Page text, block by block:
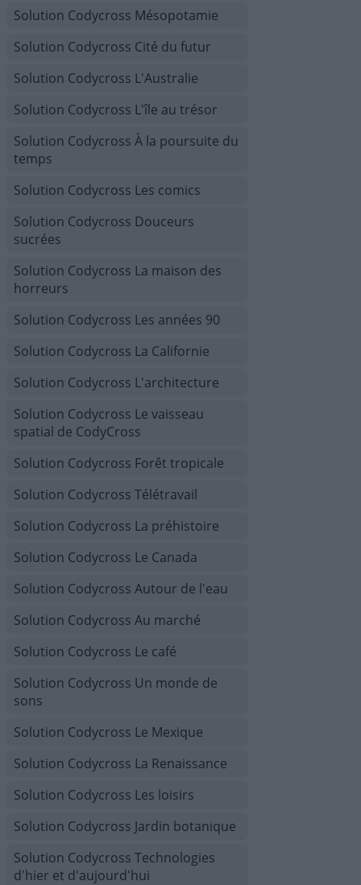
Solution Codycross Mésopotamie
Solution Codycross Cité du futur
Solution Codycross L'Australie
Solution Codycross L'île au trésor
Solution Codycross À la poursuite du
temps
Solution Codycross Les comics
Solution Codycross Douceurs
sucrées
Solution Codycross La maison des
horreurs
Solution Codycross Les années 90
Solution Codycross La Californie
Solution Codycross L'architecture
Solution Codycross Le vaisseau
spatial de CodyCross
Solution Codycross Forêt tropicale
Solution Codycross Télétravail
Solution Codycross La préhistoire
Solution Codycross Le Canada
Solution Codycross Autour de l'eau
Solution Codycross Au marché
Solution Codycross Le café
Solution Codycross Un monde de
sons
Solution Codycross Le Mexique
Solution Codycross La Renaissance
Solution Codycross Les loisirs
Solution Codycross Jardin botanique
Solution Codycross Technologies
d'hier et d'aujourd'hui